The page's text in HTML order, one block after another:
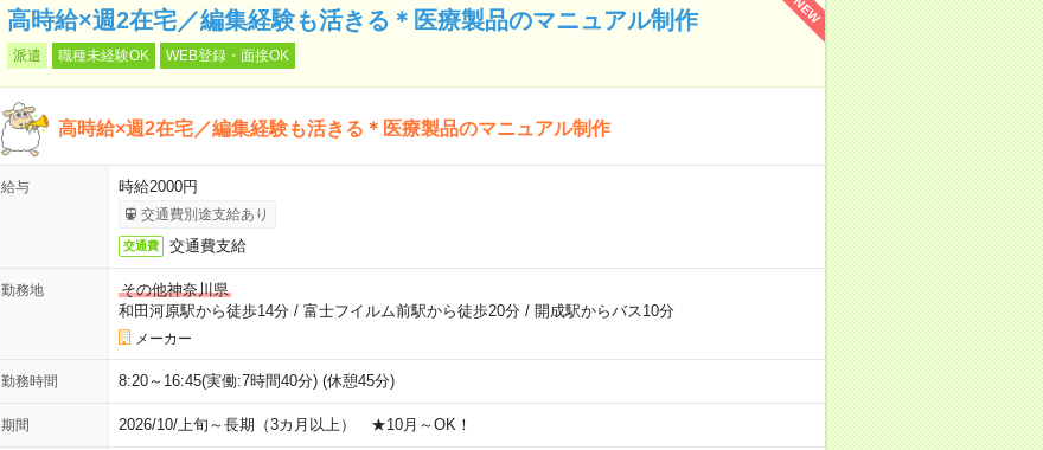
NEW
高時給×週2在宅／編集経験も活きる＊医療製品のマニュアル制作
派遣 職種未経験OK WEB登録・面接OK
高時給×週2在宅／編集経験も活きる＊医療製品のマニュアル制作
給与 時給2000円
交通費別途支給あり
交通費 交通費支給
勤務地
その他神奈川県
和田河原駅から徒歩14分/ 富士フイルム前駅から徒歩20分/ 開成駅からバス10分
メーカー
勤務時間 8:20～16:45(実働:7時間40分) (休憩45分)
期間 2026/10/上旬～長期（3カ月以上） ★10月～OK！